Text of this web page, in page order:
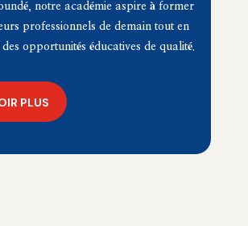
notre académie aspire à former
professionnels de demain tout en
opportunités éducatives de qualité.
PLUS